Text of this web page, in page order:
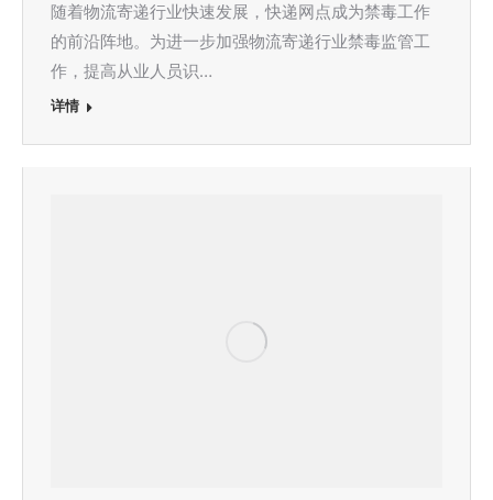
随着物流寄递行业快速发展，快递网点成为禁毒工作
的前沿阵地。为进一步加强物流寄递行业禁毒监管工
作，提高从业人员识…
详情